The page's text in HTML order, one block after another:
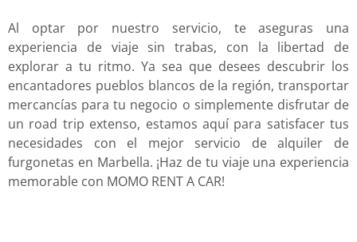
Al optar por nuestro servicio, te aseguras una
experiencia de viaje sin trabas, con la libertad de
explorar a tu ritmo. Ya sea que desees descubrir los
encantadores pueblos blancos de la región, transportar
mercancías para tu negocio o simplemente disfrutar de
un road trip extenso, estamos aquí para satisfacer tus
necesidades con el mejor servicio de alquiler de
furgonetas en Marbella. ¡Haz de tu viaje una experiencia
memorable con MOMO RENT A CAR!